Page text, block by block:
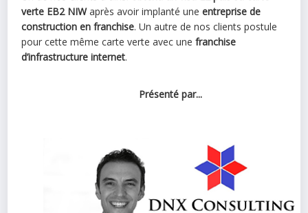
verte EB2 NIWaprès avoir implanté uneentreprise de
construction en franchise. Un autre de nos clients postule
pour cette même carte verte avec unefranchise
d’infrastructure internet.
Présenté par...